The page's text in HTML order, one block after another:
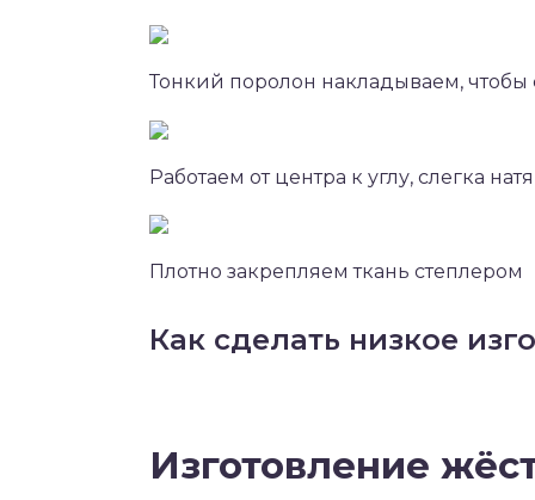
Тонкий поролон накладываем,
Работаем от центра к углу, слегка
Плотно закрепляем ткань степлером
Как сделать низкое
Изготовление